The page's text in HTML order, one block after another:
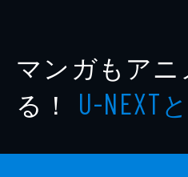
マンガもア
る！ U-NEXT